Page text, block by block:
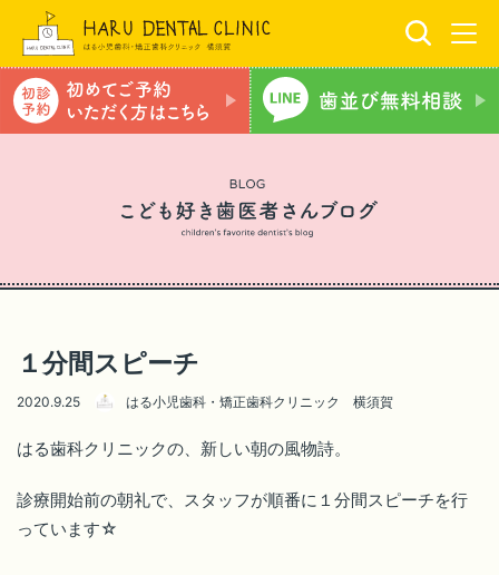
１分間スピーチ
2020.9.25 はる小児歯科・矯正歯科クリニック 横須賀
はる歯科クリニックの、新しい朝の風物詩。
診療開始前の朝礼で、スタッフが順番に１分間スピーチを行
っています☆